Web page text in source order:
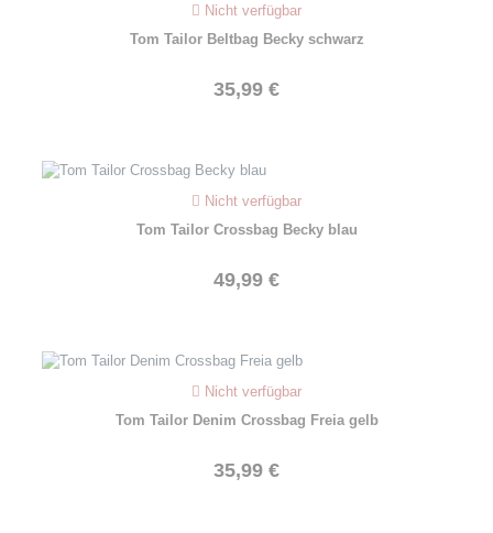
Nicht verfügbar
Tom Tailor Beltbag Becky schwarz
35,99 €
Nicht verfügbar
Tom Tailor Crossbag Becky blau
49,99 €
Nicht verfügbar
Tom Tailor Denim Crossbag Freia gelb
35,99 €